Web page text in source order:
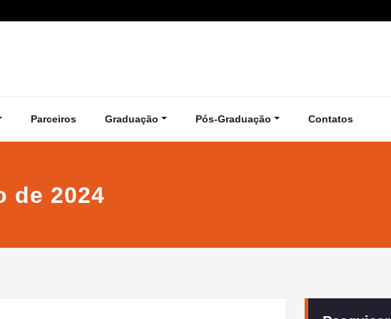
Parceiros Graduação Pós-Graduação Contatos
de 2024